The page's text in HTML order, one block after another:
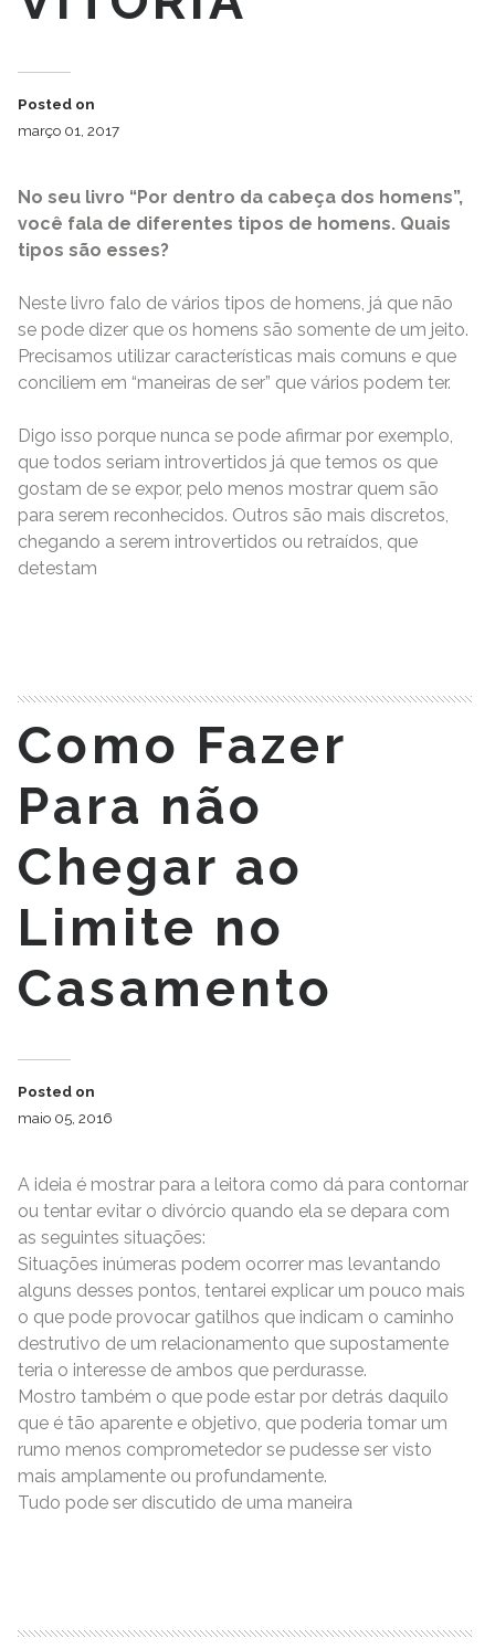
Posted on
março 01, 2017
No seu livro “Por dentro da cabeça dos homens”,
você fala de diferentes tipos de homens. Quais
tipos são esses?
Neste livro falo de vários tipos de homens, já que não
se pode dizer que os homens são somente de um jeito.
Precisamos utilizar características mais comuns e que
conciliem em “maneiras de ser” que vários podem ter.
Digo isso porque nunca se pode afirmar por exemplo,
que todos seriam introvertidos já que temos os que
gostam de se expor, pelo menos mostrar quem são
para serem reconhecidos. Outros são mais discretos,
chegando a serem introvertidos ou retraídos, que
detestam
Como Fazer
Para não
Chegar ao
Limite no
Casamento
Posted on
maio 05, 2016
A ideia é mostrar para a leitora como dá para contornar
ou tentar evitar o divórcio quando ela se depara com
as seguintes situações:
Situações inúmeras podem ocorrer mas levantando
alguns desses pontos, tentarei explicar um pouco mais
o que pode provocar gatilhos que indicam o caminho
destrutivo de um relacionamento que supostamente
teria o interesse de ambos que perdurasse.
Mostro também o que pode estar por detrás daquilo
que é tão aparente e objetivo, que poderia tomar um
rumo menos comprometedor se pudesse ser visto
mais amplamente ou profundamente.
Tudo pode ser discutido de uma maneira